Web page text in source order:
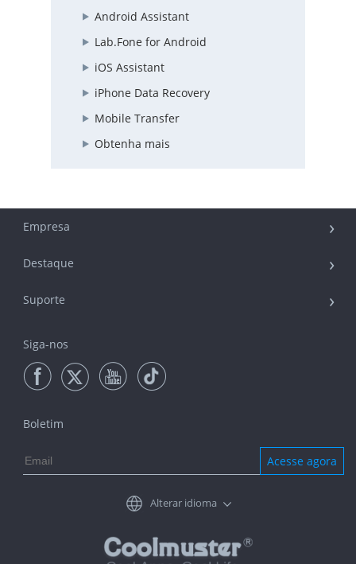
Android Assistant
Lab.Fone for Android
iOS Assistant
iPhone Data Recovery
Mobile Transfer
Obtenha mais
Empresa
Destaque
Suporte
Siga-nos
Boletim
Acesse agora
Alterar idioma